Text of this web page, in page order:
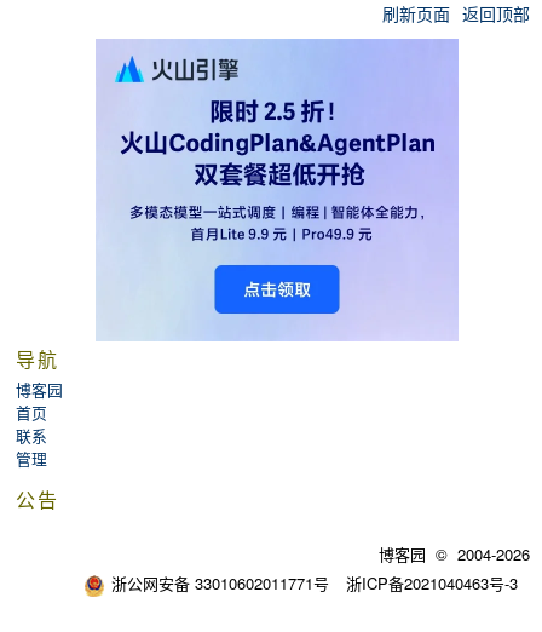
刷新页面 返回顶部
导航
博客园
首页
联系
管理
公告
博客园 © 2004-2026
浙公网安备 33010602011771号
浙ICP备2021040463号-3